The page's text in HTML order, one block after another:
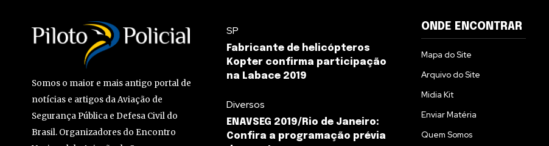
Somos o maior e mais antigo portal de
notícias e artigos da Aviação de
Segurança Pública e Defesa Civil do
Brasil. Organizadores do Encontro
SP
Fabricante de helicópteros
Kopter confirma participação
na Labace 2019
Diversos
ENAVSEG 2019/Rio de Janeiro:
Confira a programação prévia
ONDE ENCONTRAR
Mapa do Site
Arquivo do Site
Midia Kit
Enviar Matéria
Quem Somos